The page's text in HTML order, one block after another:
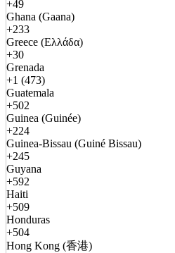
+49
Ghana (Gaana)
+233
Greece (Ελλάδα)
+30
Grenada
+1 (473)
Guatemala
+502
Guinea (Guinée)
+224
Guinea-Bissau (Guiné Bissau)
+245
Guyana
+592
Haiti
+509
Honduras
+504
Hong Kong (香港)